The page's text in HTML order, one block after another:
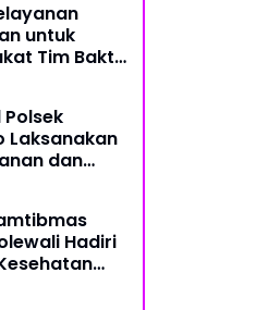
untuk
Tim Bakti
Ekstrem 10
Layani
Kopeang
Polsek
Laksanakan
dan
Pelitakan
Hadiri